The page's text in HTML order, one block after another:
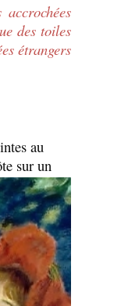
des toiles
étrangers
au
sur un